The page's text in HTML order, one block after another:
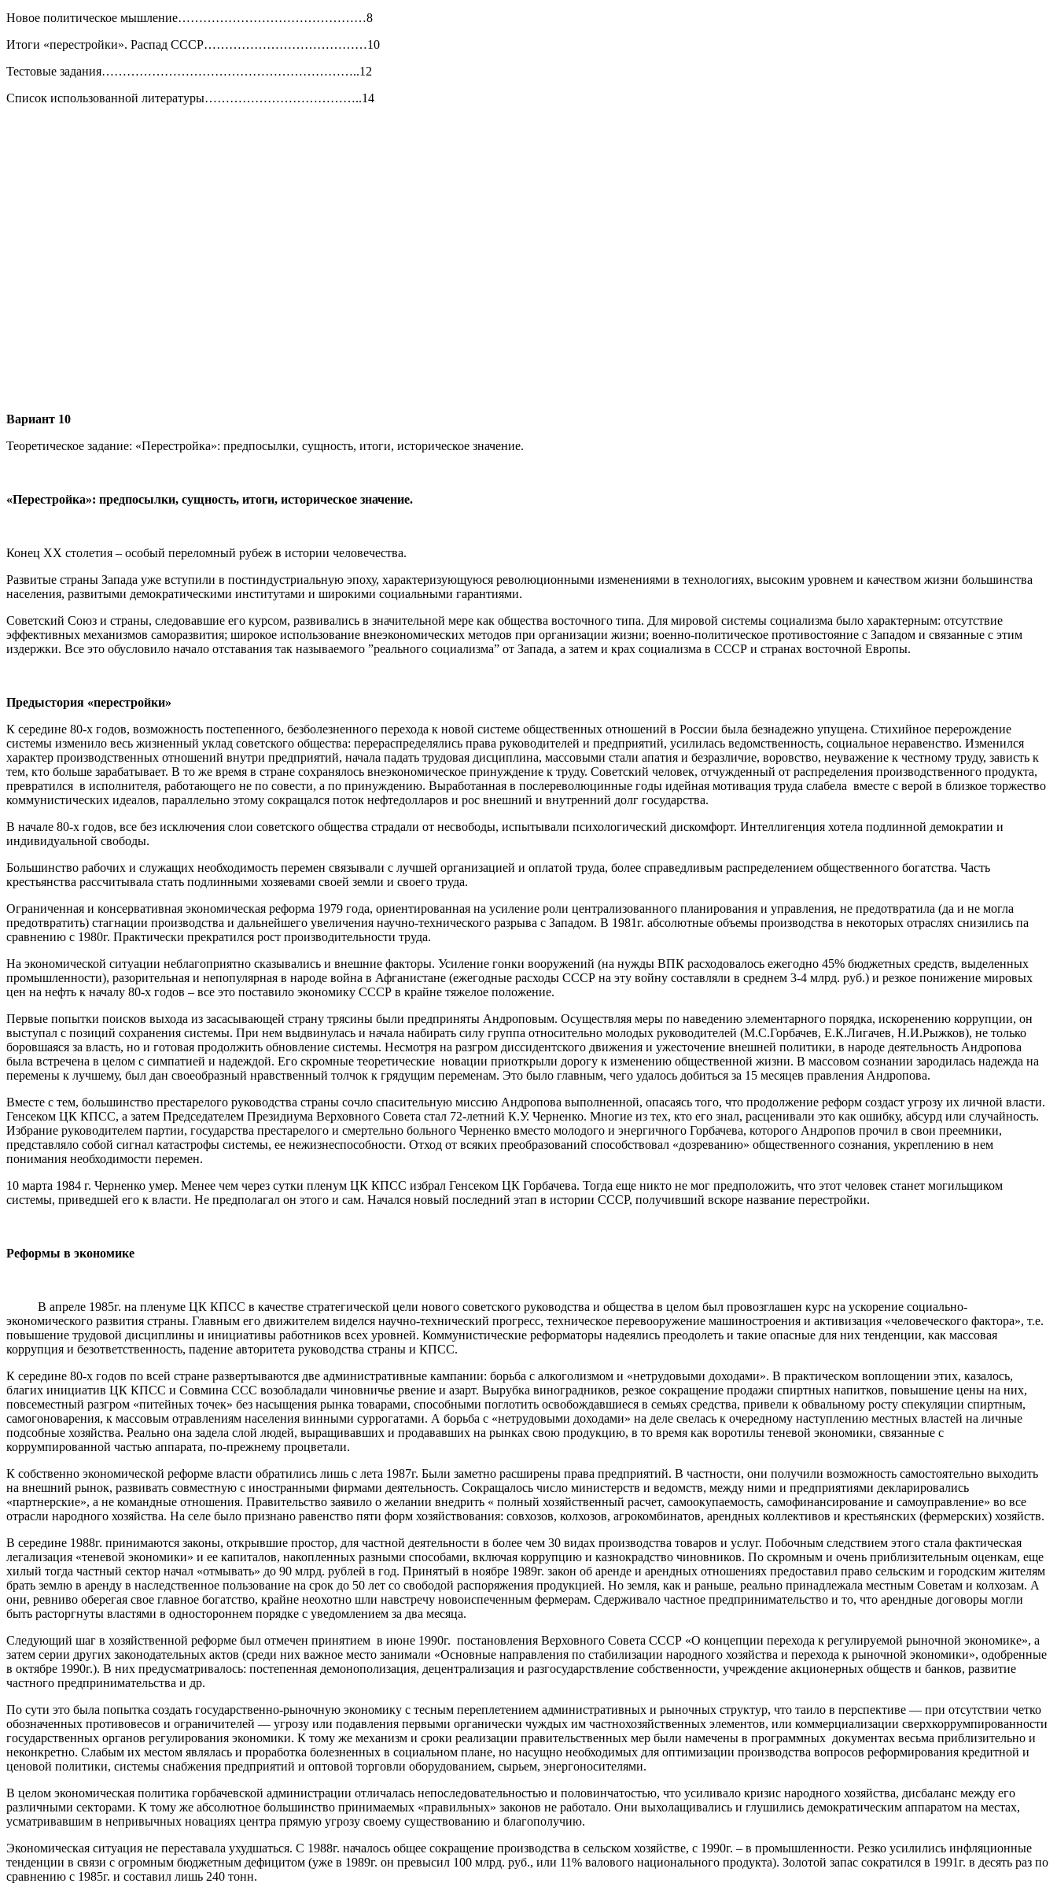
Новое политическое мышление………………………………………8
Итоги «перестройки». Распад СССР…………………………………10
Тестовые задания……………………………………………………..12
Список использованной литературы………………………………..14
Вариант 10
Теоретическое задание: «Перестройка»: предпосылки, сущность, итоги, историческое значение.
«Перестройка»: предпосылки, сущность, итоги, историческое значение.
Конец ХХ столетия – особый переломный рубеж в истории человечества.
Развитые страны Запада уже вступили в постиндустриальную эпоху, характеризующуюся революционными изменениями в технологиях, высоким уровнем и качеством жизни большинства
населения, развитыми демократическими институтами и широкими социальными гарантиями.
Советский Союз и страны, следовавшие его курсом, развивались в значительной мере как общества восточного типа. Для мировой системы социализма было характерным: отсутствие
эффективных механизмов саморазвития; широкое использование внеэкономических методов при организации жизни; военно-политическое противостояние с Западом и связанные с этим
издержки. Все это обусловило начало отставания так называемого ”реального социализма” от Запада, а затем и крах социализма в СССР и странах восточной Европы.
Предыстория «перестройки»
К середине 80-х годов, возможность постепенного, безболезненного перехода к новой системе общественных отношений в России была безнадежно упущена. Стихийное перерождение
системы изменило весь жизненный уклад советского общества: перераспределялись права руководителей и предприятий, усилилась ведомственность, социальное неравенство. Изменился
характер производственных отношений внутри предприятий, начала падать трудовая дисциплина, массовыми стали апатия и безразличие, воровство, неуважение к честному труду, зависть к
тем, кто больше зарабатывает. В то же время в стране сохранялось внеэкономическое принуждение к труду. Советский человек, отчужденный от распределения производственного продукта,
превратился в исполнителя, работающего не по совести, а по принуждению. Выработанная в послереволюцинные годы идейная мотивация труда слабела вместе с верой в близкое торжество
коммунистических идеалов, параллельно этому сокращался поток нефтедолларов и рос внешний и внутренний долг государства.
В начале 80-х годов, все без исключения слои советского общества страдали от несвободы, испытывали психологический дискомфорт. Интеллигенция хотела подлинной демократии и
индивидуальной свободы.
Большинство рабочих и служащих необходимость перемен связывали с лучшей организацией и оплатой труда, более справедливым распределением общественного богатства. Часть
крестьянства рассчитывала стать подлинными хозяевами своей земли и своего труда.
Ограниченная и консервативная экономическая реформа 1979 года, ориентированная на усиление роли централизованного планирования и управления, не предотвратила (да и не могла
предотвратить) стагнации производства и дальнейшего увеличения научно-технического разрыва с Западом. В 1981г. абсолютные объемы производства в некоторых отраслях снизились па
сравнению с 1980г. Практически прекратился рост производительности труда.
На экономической ситуации неблагоприятно сказывались и внешние факторы. Усиление гонки вооружений (на нужды ВПК расходовалось ежегодно 45% бюджетных средств, выделенных
промышленности), разорительная и непопулярная в народе война в Афганистане (ежегодные расходы СССР на эту войну составляли в среднем 3-4 млрд. руб.) и резкое понижение мировых
цен на нефть к началу 80-х годов – все это поставило экономику СССР в крайне тяжелое положение.
Первые попытки поисков выхода из засасывающей страну трясины были предприняты Андроповым. Осуществляя меры по наведению элементарного порядка, искоренению коррупции, он
выступал с позиций сохранения системы. При нем выдвинулась и начала набирать силу группа относительно молодых руководителей (М.С.Горбачев, Е.К.Лигачев, Н.И.Рыжков), не только
боровшаяся за власть, но и готовая продолжить обновление системы. Несмотря на разгром диссидентского движения и ужесточение внешней политики, в народе деятельность Андропова
была встречена в целом с симпатией и надеждой. Его скромные теоретические новации приоткрыли дорогу к изменению общественной жизни. В массовом сознании зародилась надежда на
перемены к лучшему, был дан своеобразный нравственный толчок к грядущим переменам. Это было главным, чего удалось добиться за 15 месяцев правления Андропова.
Вместе с тем, большинство престарелого руководства страны сочло спасительную миссию Андропова выполненной, опасаясь того, что продолжение реформ создаст угрозу их личной власти.
Генсеком ЦК КПСС, а затем Председателем Президиума Верховного Совета стал 72-летний К.У. Черненко. Многие из тех, кто его знал, расценивали это как ошибку, абсурд или случайность.
Избрание руководителем партии, государства престарелого и смертельно больного Черненко вместо молодого и энергичного Горбачева, которого Андропов прочил в свои преемники,
представляло собой сигнал катастрофы системы, ее нежизнеспособности. Отход от всяких преобразований способствовал «дозреванию» общественного сознания, укреплению в нем
понимания необходимости перемен.
10 марта 1984 г. Черненко умер. Менее чем через сутки пленум ЦК КПСС избрал Генсеком ЦК Горбачева. Тогда еще никто не мог предположить, что этот человек станет могильщиком
системы, приведшей его к власти. Не предполагал он этого и сам. Начался новый последний этап в истории СССР, получивший вскоре название перестройки.
Реформы в экономике
В апреле 1985г. на пленуме ЦК КПСС в качестве стратегической цели нового советского руководства и общества в целом был провозглашен курс на ускорение социально-
экономического развития страны. Главным его движителем виделся научно-технический прогресс, техническое перевооружение машиностроения и активизация «человеческого фактора», т.е.
повышение трудовой дисциплины и инициативы работников всех уровней. Коммунистические реформаторы надеялись преодолеть и такие опасные для них тенденции, как массовая
коррупция и безответственность, падение авторитета руководства страны и КПСС.
К середине 80-х годов по всей стране развертываются две административные кампании: борьба с алкоголизмом и «нетрудовыми доходами». В практическом воплощении этих, казалось,
благих инициатив ЦК КПСС и Совмина ССС возобладали чиновничье рвение и азарт. Вырубка виноградников, резкое сокращение продажи спиртных напитков, повышение цены на них,
повсеместный разгром «питейных точек» без насыщения рынка товарами, способными поглотить освобождавшиеся в семьях средства, привели к обвальному росту спекуляции спиртным,
самогоноварения, к массовым отравлениям населения винными суррогатами. А борьба с «нетрудовыми доходами» на деле свелась к очередному наступлению местных властей на личные
подсобные хозяйства. Реально она задела слой людей, выращивавших и продававших на рынках свою продукцию, в то время как воротилы теневой экономики, связанные с
коррумпированной частью аппарата, по-прежнему процветали.
К собственно экономической реформе власти обратились лишь с лета 1987г. Были заметно расширены права предприятий. В частности, они получили возможность самостоятельно выходить
на внешний рынок, развивать совместную с иностранными фирмами деятельность. Сокращалось число министерств и ведомств, между ними и предприятиями декларировались
«партнерские», а не командные отношения. Правительство заявило о желании внедрить « полный хозяйственный расчет, самоокупаемость, самофинансирование и самоуправление» во все
отрасли народного хозяйства. На селе было признано равенство пяти форм хозяйствования: совхозов, колхозов, агрокомбинатов, арендных коллективов и крестьянских (фермерских) хозяйств.
В середине 1988г. принимаются законы, открывшие простор, для частной деятельности в более чем 30 видах производства товаров и услуг. Побочным следствием этого стала фактическая
легализация «теневой экономики» и ее капиталов, накопленных разными способами, включая коррупцию и казнокрадство чиновников. По скромным и очень приблизительным оценкам, еще
хилый тогда частный сектор начал «отмывать» до 90 млрд. рублей в год. Принятый в ноябре 1989г. закон об аренде и арендных отношениях предоставил право сельским и городским жителям
брать землю в аренду в наследственное пользование на срок до 50 лет со свободой распоряжения продукцией. Но земля, как и раньше, реально принадлежала местным Советам и колхозам. А
они, ревниво оберегая свое главное богатство, крайне неохотно шли навстречу новоиспеченным фермерам. Сдерживало частное предпринимательство и то, что арендные договоры могли
быть расторгнуты властями в одностороннем порядке с уведомлением за два месяца.
Следующий шаг в хозяйственной реформе был отмечен принятием в июне 1990г. постановления Верховного Совета СССР «О концепции перехода к регулируемой рыночной экономике», а
затем серии других законодательных актов (среди них важное место занимали «Основные направления по стабилизации народного хозяйства и перехода к рыночной экономики», одобренные
в октябре 1990г.). В них предусматривалось: постепенная демонополизация, децентрализация и разгосударствление собственности, учреждение акционерных обществ и банков, развитие
частного предпринимательства и др.
По сути это была попытка создать государственно-рыночную экономику с тесным переплетением административных и рыночных структур, что таило в перспективе — при отсутствии четко
обозначенных противовесов и ограничителей — угрозу или подавления первыми органически чуждых им частнохозяйственных элементов, или коммерциализации сверхкоррумпированности
государственных органов регулирования экономики. К тому же механизм и сроки реализации правительственных мер были намечены в программных документах весьма приблизительно и
неконкретно. Слабым их местом являлась и проработка болезненных в социальном плане, но насущно необходимых для оптимизации производства вопросов реформирования кредитной и
ценовой политики, системы снабжения предприятий и оптовой торговли оборудованием, сырьем, энергоносителями.
В целом экономическая политика горбачевской администрации отличалась непоследовательностью и половинчатостью, что усиливало кризис народного хозяйства, дисбаланс между его
различными секторами. К тому же абсолютное большинство принимаемых «правильных» законов не работало. Они выхолащивались и глушились демократическим аппаратом на местах,
усматривавшим в непривычных новациях центра прямую угрозу своему существованию и благополучию.
Экономическая ситуация не переставала ухудшаться. С 1988г. началось общее сокращение производства в сельском хозяйстве, с 1990г. – в промышленности. Резко усилились инфляционные
тенденции в связи с огромным бюджетным дефицитом (уже в 1989г. он превысил 100 млрд. руб., или 11% валового национального продукта). Золотой запас сократился в 1991г. в десять раз по
сравнению с 1985г. и составил лишь 240 тонн.